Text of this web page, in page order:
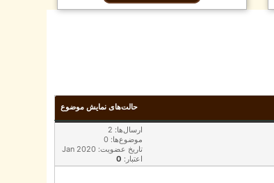
حالت‌های نمایش موضوع
ارسال‌ها: 2
موضوع‌ها: 0
تاریخ عضویت: Jan 2020
اعتبار: 0